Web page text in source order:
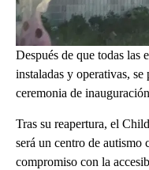
Después de que todas las
instaladas y operativas,
ceremonia de
Tras su reapertura, el
será un centro de autismo
compromiso con la